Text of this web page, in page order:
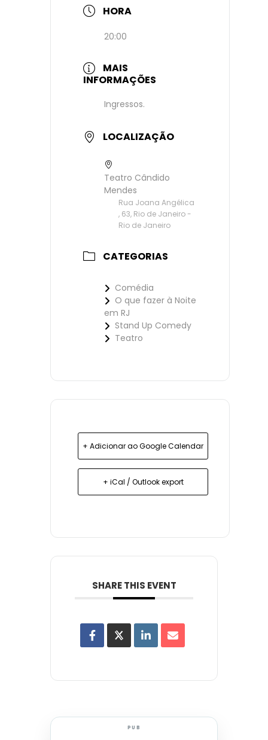
HORA
20:00
MAIS
INFORMAÇÕES
Ingressos.
LOCALIZAÇÃO
Teatro Cândido
Mendes
Rua Joana Angélica
, 63, Rio de Janeiro -
Rio de Janeiro
CATEGORIAS
Comédia
O que fazer à Noite
em RJ
Stand Up Comedy
Teatro
+ Adicionar ao Google Calendar
+ iCal / Outlook export
SHARE THIS EVENT
PUB